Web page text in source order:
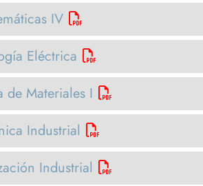
IV
Eléctrica
de Materiales I
Industrial
Industrial